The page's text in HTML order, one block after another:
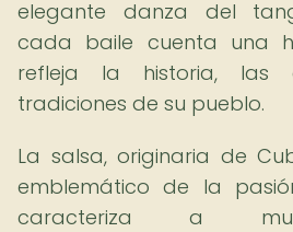
elegante danza del
cada baile cuenta una
refleja la historia, las
tradiciones de su pueblo.
La salsa, originaria de
emblemático de la
caracteriza a